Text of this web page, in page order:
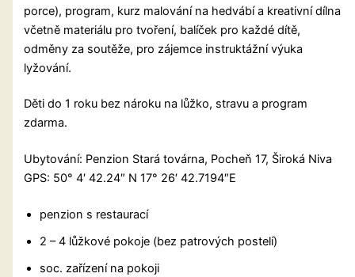
porce), program, kurz malování na hedvábí a kreativní dílna
včetně materiálu pro tvoření, balíček pro každé dítě,
odměny za soutěže, pro zájemce instruktážní výuka
lyžování.
Děti do 1 roku bez nároku na lůžko, stravu a program
zdarma.
Ubytování: Penzion Stará továrna, Pocheň 17, Široká Niva
GPS: 50° 4′ 42.24″ N 17° 26′ 42.7194″E
penzion s restaurací
2 – 4 lůžkové pokoje (bez patrových postelí)
soc. zařízení na pokoji